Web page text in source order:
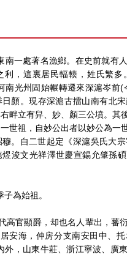
處著名漁鄉。在史前就有人
利，這裏居民輻輳，姓氏繁多
南光州固始輾轉遷來深滬岑前
顏。現存深滬古擂山南有北
畔立有舁、妙、顏三公墳。其
世祖，自妙公出者以妙公為一
。自二世起定《深滬吳氏大
浚文光祥澤世慶宣錫允肇孫
為始祖。
官顯爵，却也名人輩出，蕃
安海，仲房分支南安田中、
，山東牛莊、浙江寧波、廣